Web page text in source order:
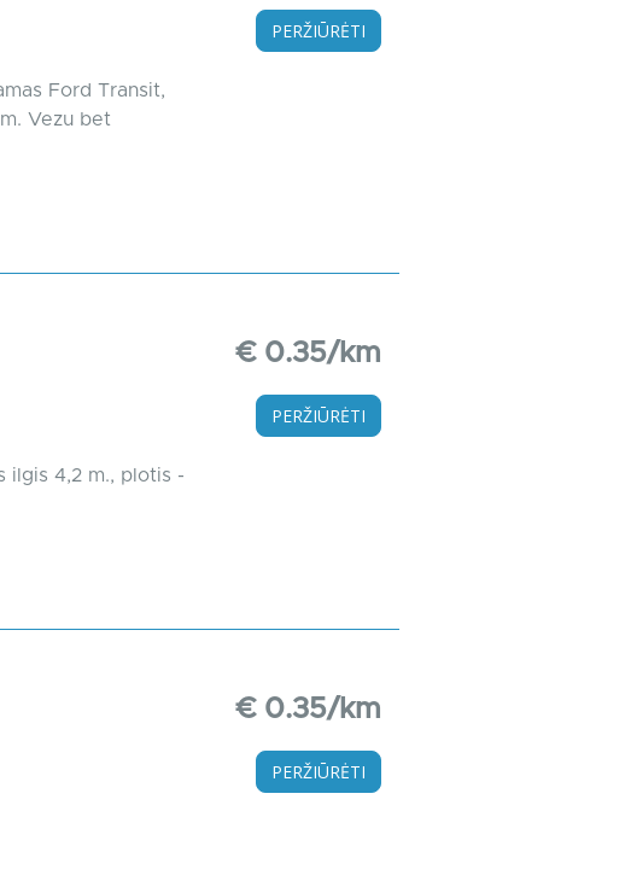
Ford Transit,
Vezu bet
PERŽIŪRĖTI
ilgis 4,2 m., plotis -
€ 0.35/km
PERŽIŪRĖTI
€ 0.35/km
PERŽIŪRĖTI